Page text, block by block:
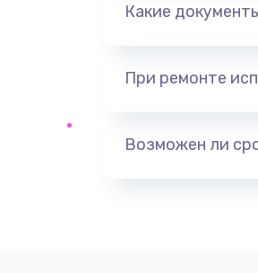
Какие
При ремонте
Возможен ли